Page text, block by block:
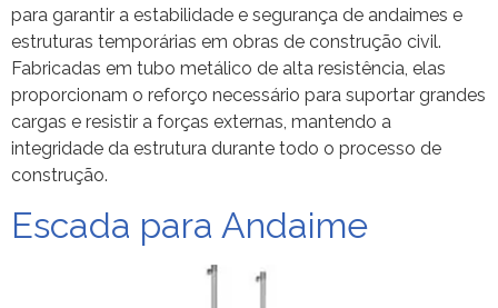
para garantir a estabilidade e segurança de andaimes e
estruturas temporárias em obras de construção civil.
Fabricadas em tubo metálico de alta resistência, elas
proporcionam o reforço necessário para suportar grandes
cargas e resistir a forças externas, mantendo a
integridade da estrutura durante todo o processo de
construção.
Escada para Andaime